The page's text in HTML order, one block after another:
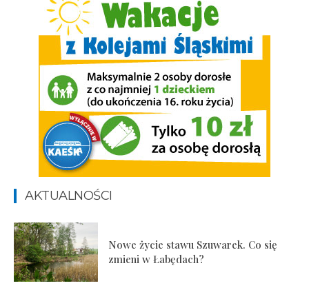
AKTUALNOŚCI
Nowe życie stawu Szuwarek. Co się
zmieni w Łabędach?